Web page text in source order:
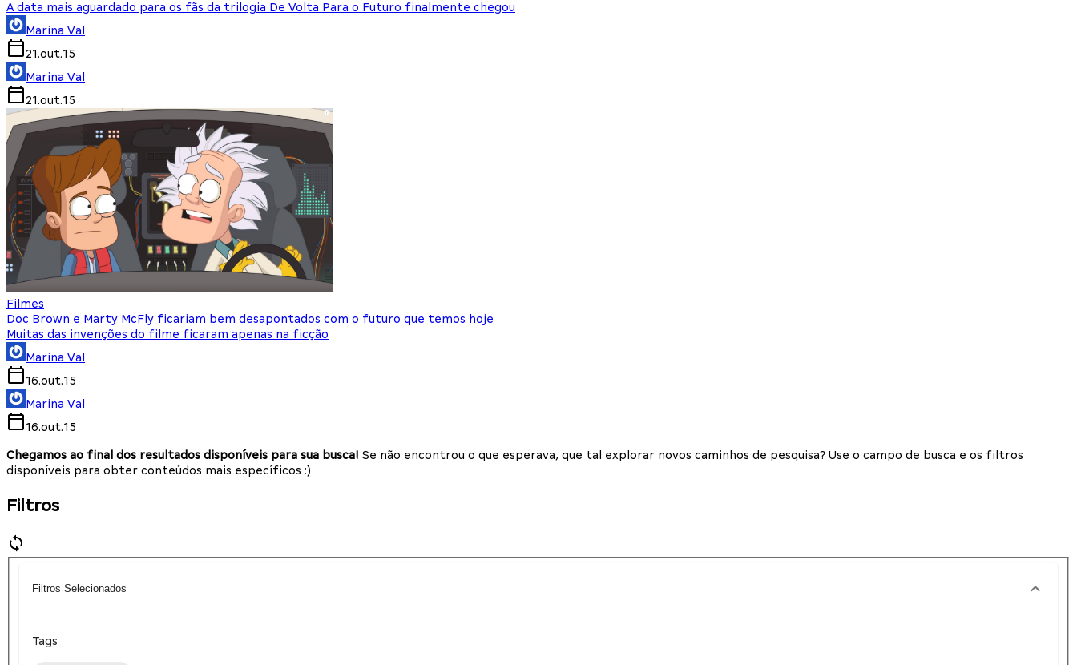
A data mais aguardado para os fãs da trilogia De Volta Para o Futuro finalmente chegou
Marina Val
21.out.15
Marina Val
21.out.15
Filmes
Doc Brown e Marty McFly ficariam bem desapontados com o futuro que temos hoje
Muitas das invenções do filme ficaram apenas na ficção
Marina Val
16.out.15
Marina Val
16.out.15
Chegamos ao final dos resultados disponíveis para sua busca! Se não encontrou o que esperava, que tal explorar novos caminhos de pesquisa? Use o campo de busca e os filtros
disponíveis para obter conteúdos mais específicos :)
Filtros
Filtros Selecionados
Tags